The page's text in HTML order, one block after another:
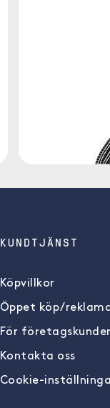
KUNDTJÄNST
Köpvillkor
Öppet köp/
För företagskunder
Kontakta oss
Cookie-